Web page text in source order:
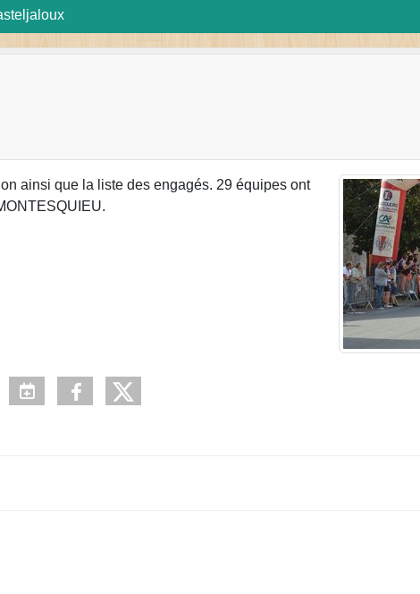
ainsi que la liste des engagés. 29 équipes ont